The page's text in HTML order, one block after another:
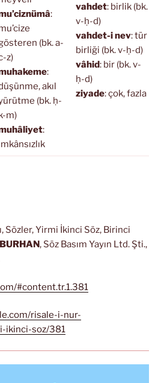
:
(bk. a-
z)
:
akıl
(bk. ḥ-
m)
:
vahdet: birlik (bk.
v-ḥ-d)
vahdet-i nev: tür
birliği (bk. v-ḥ-d)
vâhid: bir (bk. v-
ḥ-d)
ziyade: çok, fazla
Sözler, Yirmi İkinci Söz, Birinci
, Söz Basım Yayın Ltd. Şti.,
#content.tr.1.381
risale-i-nur-
ikinci-soz/381